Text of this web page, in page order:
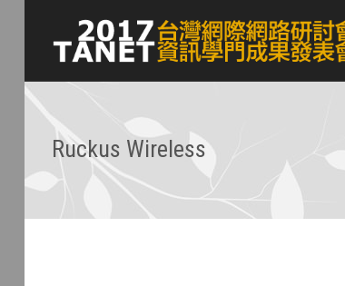
Ruckus Wireless